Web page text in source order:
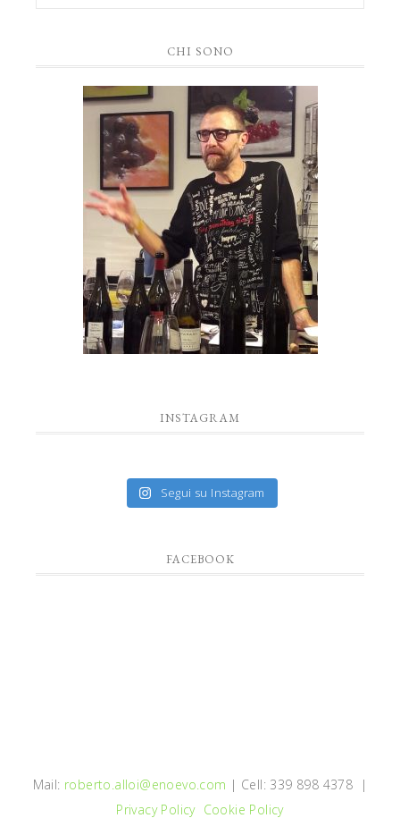
CHI SONO
INSTAGRAM
Segui su Instagram
FACEBOOK
Mail: roberto.alloi@enoevo.com | Cell: 339 898 4378 |
Privacy Policy Cookie Policy